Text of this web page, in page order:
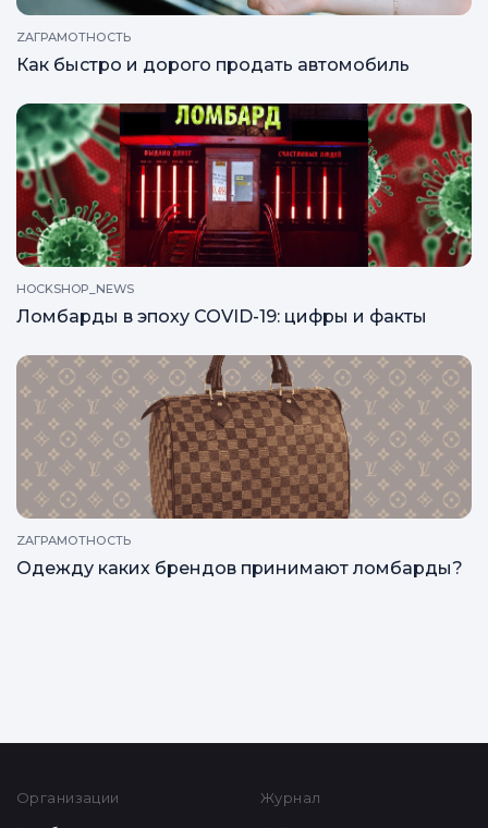
ZAГРАМОТНОСТЬ
Как быстро и дорого продать автомобиль
HOCKSHOP_NEWS
Ломбарды в эпоху COVID-19: цифры и факты
ZAГРАМОТНОСТЬ
Одежду каких брендов принимают ломбарды?
Организации
Журнал